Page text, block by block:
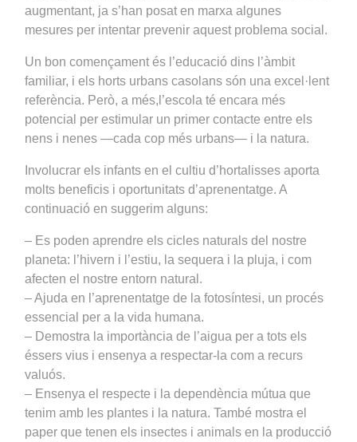
augmentant, ja s’han posat en marxa algunes
mesures per intentar prevenir aquest problema social.
Un bon començament és l’educació dins l’àmbit
familiar, i els horts urbans casolans són una excel·lent
referència. Però, a més,l’escola té encara més
potencial per estimular un primer contacte entre els
nens i nenes —cada cop més urbans— i la natura.
Involucrar els infants en el cultiu d’hortalisses aporta
molts beneficis i oportunitats d’aprenentatge. A
continuació en suggerim alguns:
– Es poden aprendre els cicles naturals del nostre
planeta: l’hivern i l’estiu, la sequera i la pluja, i com
afecten el nostre entorn natural.
– Ajuda en l’aprenentatge de la fotosíntesi, un procés
essencial per a la vida humana.
– Demostra la importància de l’aigua per a tots els
éssers vius i ensenya a respectar-la com a recurs
valuós.
– Ensenya el respecte i la dependència mútua que
tenim amb les plantes i la natura. També mostra el
paper que tenen els insectes i animals en la producció